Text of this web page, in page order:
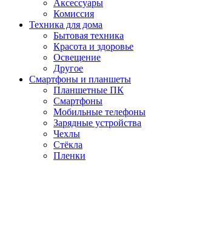
Аксессуары
Комиссия
Техника для дома
Бытовая техника
Красота и здоровье
Освещение
Другое
Смартфоны и планшеты
Планшетные ПК
Смартфоны
Мобильные телефоны
Зарядные устройства
Чехлы
Стёкла
Пленки